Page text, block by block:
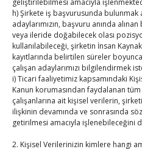
geliştirilebilmesi amacıyla
h) Şirkete iş başvurusunda bulunmak
adaylarımızın, başvuru anında
veya ileride doğabilecek olası
kullanılabileceği, şirketin İnsan
kayıtlarında belirtilen süreler
çalışan adaylarımızı bilgilendirmek
i) Ticari faaliyetimiz kapsamındaki
Kanun korumasından faydalanan tüm
çalışanlarına ait kişisel verilerin,
ilişkinin devamında ve sonrasında
getirilmesi amacıyla işlenebileceğini
2. Kişisel Verilerinizin kimlere hangi
TUTSO İktisadi Durum Raporu
Hisarcıklıoğlu’ndan ‘girişimci
SEDDK Başkanı Menteş’e
Hisarcıklıoğlu ICCD Genel
Kahramanmaraş Ticaret ve